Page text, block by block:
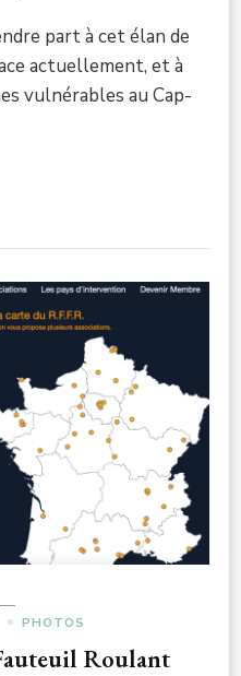
part à cet élan de
actuellement, et à
vulnérables au Cap-
PHOTOS
Roulant